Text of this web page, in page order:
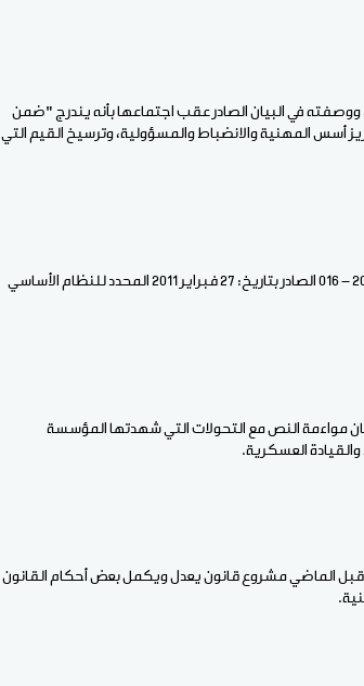
خلال اجتماعها الأربعاء 10 يونيو الجاري، ووصفته في البيان الصادر عقب اجتماعها بأنه يندرج "ضمن
أسس المهنية والانضباط والمسؤولية، وترسيخ القيم التي
كما أجازت معه مشروع قانون يعدل ويكمل بعض أحكام القانون رقم: 2011 - 016 الصادر بتاريخ: 27 فبراير 2011 المحدد للنظام الأساسي
مواءمة النص مع التحولات التي شهدتها المؤسسة
والقيادة العسكرية.
قبل الماضي مشروع قانون يعدل ويكمل بعض أحكام القانون